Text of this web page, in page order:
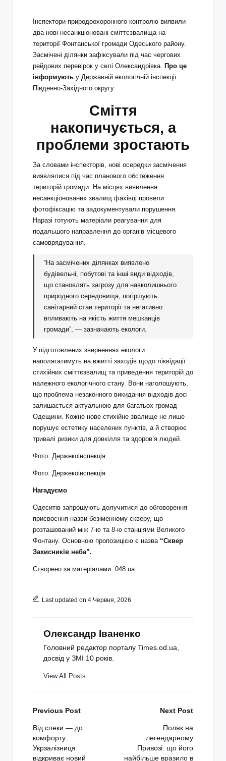
Інспектори природоохоронного контролю виявили
два нові несанкціоновані сміттєзвалища на
території Фонтанської громади Одеського району.
Засмічені ділянки зафіксували під час чергових
рейдових перевірок у селі Олександрівка. Про це
інформують у Державній екологічній інспекції
Південно-Західного округу.
Сміття
накопичується, а
проблеми зростають
За словами інспекторів, нові осередки засмічення
виявлялися під час планового обстеження
територій громади. На місцях виявлення
несанкціонованих звалищ фахівці провели
фотофіксацію та задокументували порушення.
Наразі готують матеріали реагування для
подальшого направлення до органів місцевого
самоврядування.
“На засмічених ділянках виявлено
будівельні, побутові та інші види відходів,
що становлять загрозу для навколишнього
природного середовища, погіршують
санітарний стан території та негативно
впливають на якість життя мешканців
громади”, — зазначають екологи.
У підготовлених зверненнях екологи
наполягатимуть на вжитті заходів щодо ліквідації
стихійних сміттєзвалищ та приведення територій до
належного екологічного стану. Вони наголошують,
що проблема незаконного викидання відходів досі
залишається актуальною для багатьох громад
Одещини. Кожне нове стихійне звалище не лише
порушує естетику населених пунктів, а й створює
тривалі ризики для довкілля та здоров’я людей.
Фото: Держекоінспекція
Фото: Держекоінспекція
Нагадуємо
Одеситів запрошують долучитися до обговорення
присвоєння назви безіменному скверу, що
розташований між 7-ю та 8-ю станціями Великого
Фонтану. Основною пропозицією є назва “Сквер
Захисників неба”.
Створено за матеріалами: 048.ua
Last updated on 4 Червня, 2026
Олександр Іваненко
Головний редактор порталу Times.od.ua,
досвід у ЗМІ 10 років.
View All Posts
Post
navigation
Previous Post
Від спеки — до
комфорту:
Укрзалізниця
відкриває новий
Next Post
Поляк на
легендарному
Привозі: що його
найбільше вразило в